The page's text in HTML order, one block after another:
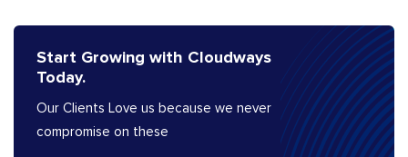
Start Growing with Cloudways
Today.
Our Clients Love us because we never
compromise on these